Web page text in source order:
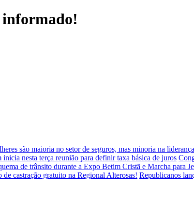
informado!
são maioria no setor de seguros, mas minoria na liderança
inicia nesta terça reunião para definir taxa básica de juros
de trânsito durante a Expo Betim Cristã e Marcha para
de castração gratuito na Regional Alterosas! Republicanos